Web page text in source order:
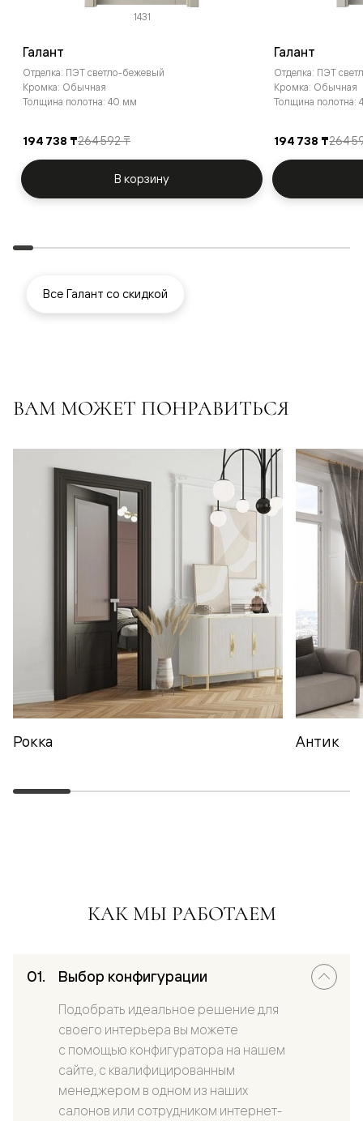
1431
Галант
Отделка: ПЭТ светло-бежевый
Кромка: Обычная
Толщина полотна: 40 мм
194 738 ₸264 592 ₸
В корзину
Галант
Отделка: ПЭТ
Кромка: Обычная
Толщина полотна:
194 738 ₸264
Все Галант со скидкой
ВАМ МОЖЕТ ПОНРАВИТЬСЯ
Рокка Антик
КАК МЫ РАБОТАЕМ
Выбор конфигурации
Подобрать идеальное решение для
своего интерьера вы можете
с помощью конфигуратора на нашем
сайте, с квалифицированным
менеджером в одном из наших
салонов или сотрудником интернет-